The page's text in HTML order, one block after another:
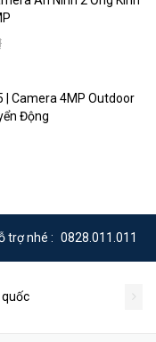
| Camera 4MP Outdoor
Động
trợ nhé : 0828.011.011